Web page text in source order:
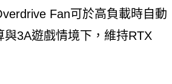
Fan可於高負載時自動
3A遊戲情境下，維持RTX